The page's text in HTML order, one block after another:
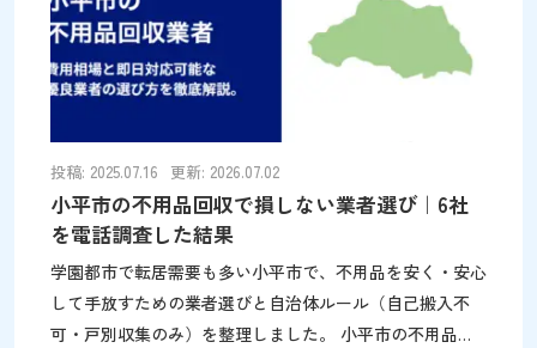
りませんか？突然のお引越しなどで、冷蔵庫や家具など、
どのように捨てればよいか分からず、慌ててしまう事もあ
ります。 このページでは、粗大ごみの捨て方を以下のパ
かを、わかりやすくまとめます。小
投稿: 2025.07.16 更新: 2026.07.02
小平市の不用品回収で損しない業者選び｜6社
を電話調査した結果
学園都市で転居需要も多い小平市で、不用品を安く・安心
して手放すための業者選びと自治体ルール（自己搬入不
可・戸別収集のみ）を整理しました。 小平市の不用品回